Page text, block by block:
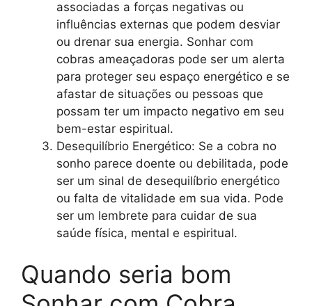
associadas a forças negativas ou
influências externas que podem desviar
ou drenar sua energia. Sonhar com
cobras ameaçadoras pode ser um alerta
para proteger seu espaço energético e se
afastar de situações ou pessoas que
possam ter um impacto negativo em seu
bem-estar espiritual.
Desequilíbrio Energético: Se a cobra no
sonho parece doente ou debilitada, pode
ser um sinal de desequilíbrio energético
ou falta de vitalidade em sua vida. Pode
ser um lembrete para cuidar de sua
saúde física, mental e espiritual.
Quando seria bom